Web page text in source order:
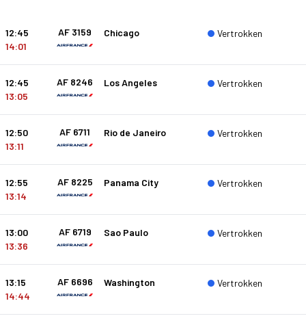
12:45
14:01
AF 3159 Chicago Vertrokken
12:45
13:05
AF 8246 Los Angeles Vertrokken
12:50
13:11
AF 6711 Rio de Janeiro Vertrokken
12:55
13:14
AF 8225 Panama City Vertrokken
13:00
13:36
AF 6719 Sao Paulo Vertrokken
13:15
14:44
AF 6696 Washington Vertrokken